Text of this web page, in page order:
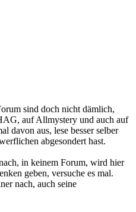
sind doch nicht dämlich,
auf Allmystery und auch auf
davon aus, lese besser selber
abgesondert hast.
in keinem Forum, wird hier
geben, versuche es mal.
nach, auch seine